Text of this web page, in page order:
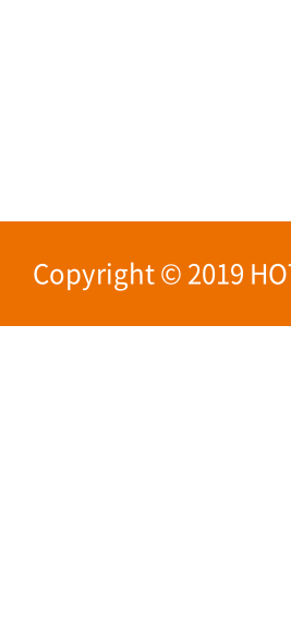
Copyright © 2019